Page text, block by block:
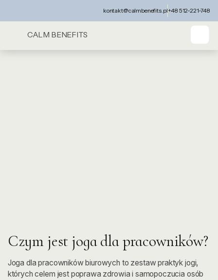
kontakt@calmbenefits.pl+48 512-221-748
CALM BENEFITS
Czym jest joga dla pracowników?
Joga dla pracowników biurowych to zestaw praktyk jogi,
których celem jest poprawa zdrowia i samopoczucia osób